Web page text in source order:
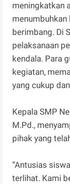
meningkatkan
menumbuhkan
berimbang. Di
pelaksanaan
kendala. Para
kegiatan,
yang cukup
Kepala SMP
M.Pd.,
pihak yang
“Antusias
terlihat. Kami